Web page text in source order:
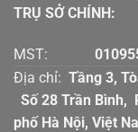
TRỤ SỞ CHÍNH:
MST:
Địa chỉ: Tầng
Số 28 Trần
phố Hà Nội, Việt